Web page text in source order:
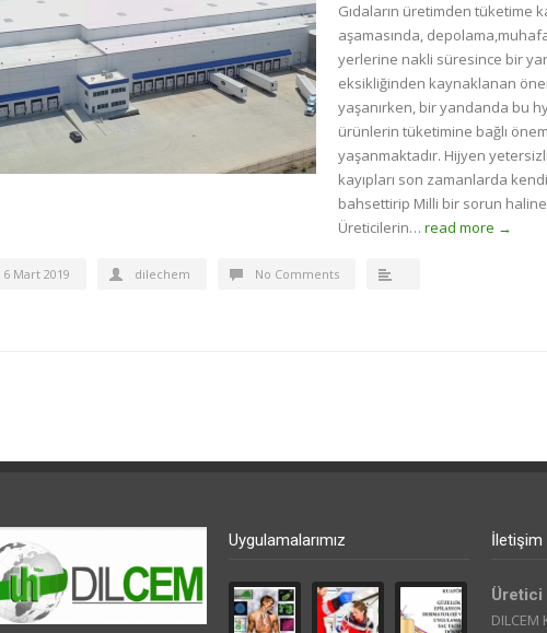
Gıdaların üretimden tüketime
aşamasında,
yerlerine nakli süresince bir
eksikliğinden kaynaklanan
yaşanırken, bir yandanda bu
ürünlerin tüketimine bağlı
yaşanmaktadır. Hijyen
kayıpları son zamanlarda
bahsettirip Milli bir sorun
Üreticilerin… read more →
6 Mart 2019 dilechem No Comments
Uygulamalarımız İletişim
Üretici
DILCEM